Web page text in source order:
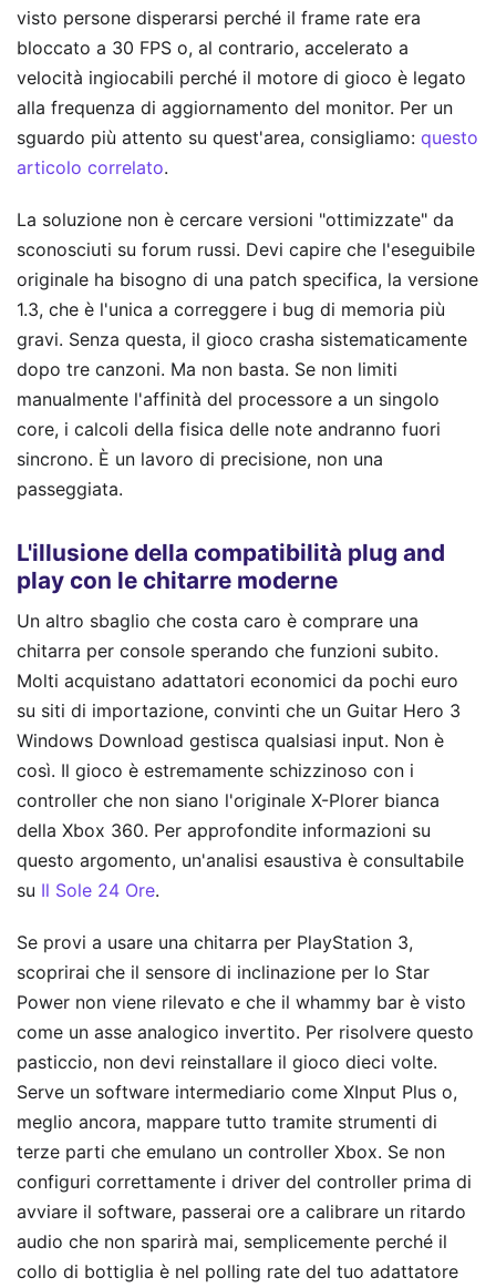
visto persone disperarsi perché il frame rate era
bloccato a 30 FPS o, al contrario, accelerato a
velocità ingiocabili perché il motore di gioco è legato
alla frequenza di aggiornamento del monitor. Per un
sguardo più attento su quest'area, consigliamo: questo
articolo correlato.
La soluzione non è cercare versioni "ottimizzate" da
sconosciuti su forum russi. Devi capire che l'eseguibile
originale ha bisogno di una patch specifica, la versione
1.3, che è l'unica a correggere i bug di memoria più
gravi. Senza questa, il gioco crasha sistematicamente
dopo tre canzoni. Ma non basta. Se non limiti
manualmente l'affinità del processore a un singolo
core, i calcoli della fisica delle note andranno fuori
sincrono. È un lavoro di precisione, non una
passeggiata.
L'illusione della compatibilità plug and
play con le chitarre moderne
Un altro sbaglio che costa caro è comprare una
chitarra per console sperando che funzioni subito.
Molti acquistano adattatori economici da pochi euro
su siti di importazione, convinti che un Guitar Hero 3
Windows Download gestisca qualsiasi input. Non è
così. Il gioco è estremamente schizzinoso con i
controller che non siano l'originale X-Plorer bianca
della Xbox 360. Per approfondite informazioni su
questo argomento, un'analisi esaustiva è consultabile
su Il Sole 24 Ore.
Se provi a usare una chitarra per PlayStation 3,
scoprirai che il sensore di inclinazione per lo Star
Power non viene rilevato e che il whammy bar è visto
come un asse analogico invertito. Per risolvere questo
pasticcio, non devi reinstallare il gioco dieci volte.
Serve un software intermediario come XInput Plus o,
meglio ancora, mappare tutto tramite strumenti di
terze parti che emulano un controller Xbox. Se non
configuri correttamente i driver del controller prima di
avviare il software, passerai ore a calibrare un ritardo
audio che non sparirà mai, semplicemente perché il
collo di bottiglia è nel polling rate del tuo adattatore